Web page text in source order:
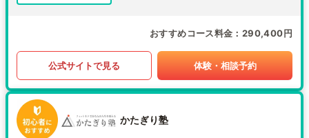
おすすめコース料金 290,400円
公式サイトで見る 体験・相談予約
かたぎり塾